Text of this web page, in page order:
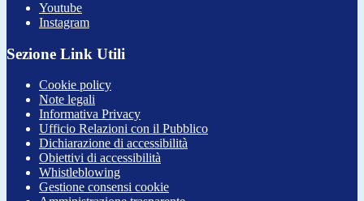
Youtube
Instagram
Sezione Link Utili
Cookie policy
Note legali
Informativa Privacy
Ufficio Relazioni con il Pubblico
Dichiarazione di accessibilità
Obiettivi di accessibilità
Whistleblowing
Gestione consensi cookie